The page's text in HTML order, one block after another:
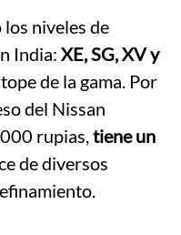
niveles de
India: XE, SG, XV y
de la gama. Por
del Nissan
rupias,tiene un
de diversos